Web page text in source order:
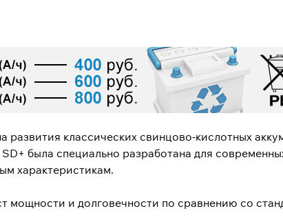
классических свинцово-кислотных
была специально разработана для
характеристикам.
мощности и долговечности по сравнению со